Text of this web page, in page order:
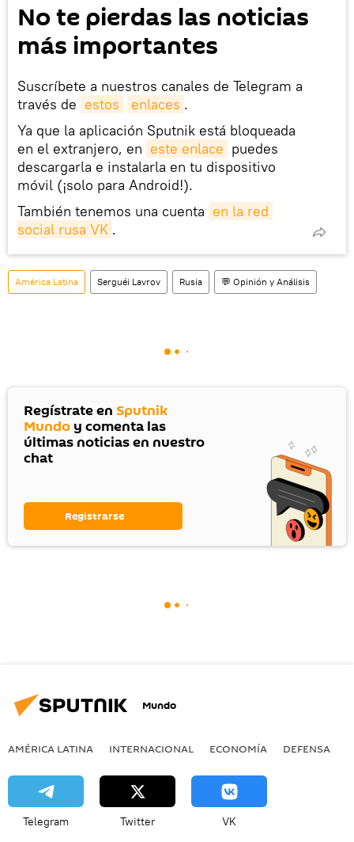
No te pierdas las noticias
más importantes
Suscríbete a nuestros canales de Telegram a
través de estos enlaces .
Ya que la aplicación Sputnik está bloqueada
en el extranjero, en este enlace puedes
descargarla e instalarla en tu dispositivo
móvil (¡solo para Android!).
También tenemos una cuenta en la red
social rusa VK .
América Latina Serguéi Lavrov Rusia 💬 Opinión y Análisis
Regístrate en Sputnik
Mundo y comenta las
últimas noticias en nuestro
chat
Registrarse
Mundo
AMÉRICA LATINA INTERNACIONAL ECONOMÍA DEFENSA
Telegram Twitter VK